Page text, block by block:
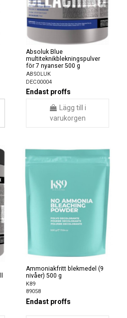
Absoluk Blue
multiteknikblekningspulver
för 7 nyanser 500 g
ABSOLUK
DEC00004
Endast proffs
Lägg till i
varukorgen
Ammoniakfritt blekmedel (9
nivåer) 500 g
K89
89058
Endast proffs